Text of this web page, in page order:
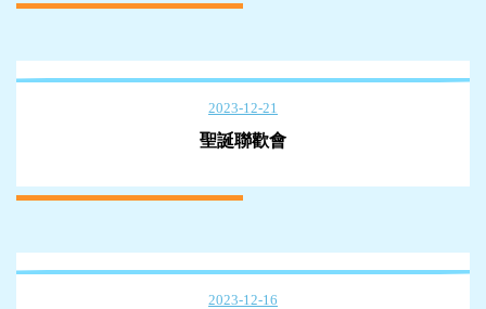
2023-12-21
聖誕聯歡會
2023-12-16